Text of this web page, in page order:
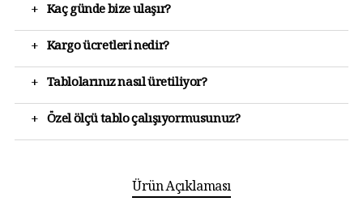
+ Kaç günde bize ulaşır?
+ Kargo ücretleri nedir?
+ Tablolarınız nasıl üretiliyor?
+ Özel ölçü tablo çalışıyormusunuz?
Ürün Açıklaması